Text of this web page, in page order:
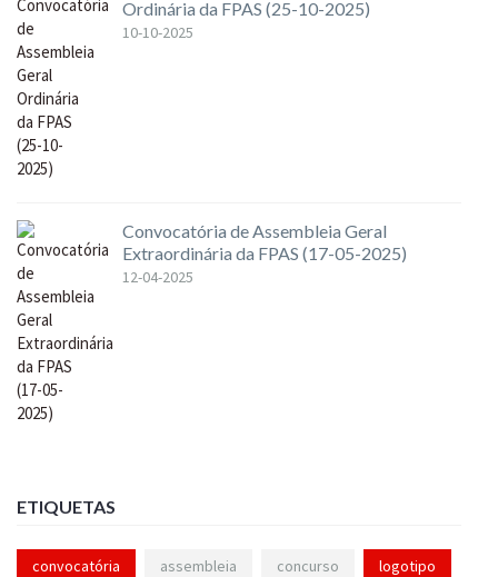
Ordinária da FPAS (25-10-2025)
10-10-2025
Convocatória de Assembleia Geral
Extraordinária da FPAS (17-05-2025)
12-04-2025
ETIQUETAS
convocatória assembleia concurso logotipo